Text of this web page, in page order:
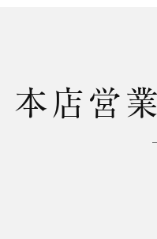
本店営